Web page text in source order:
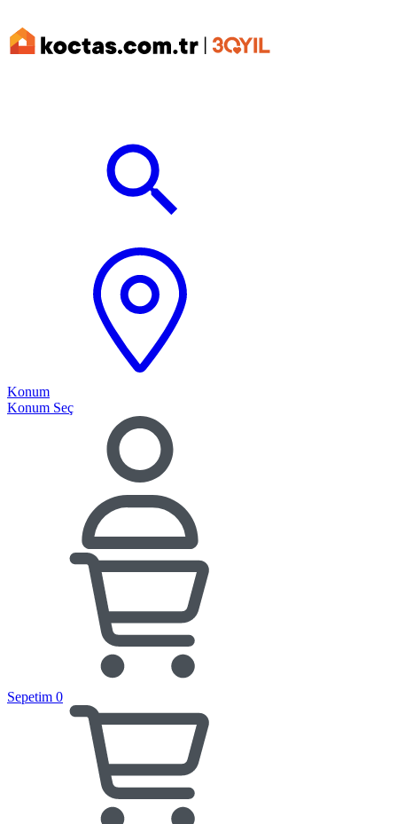
Konum
Konum Seç
Sepetim 0